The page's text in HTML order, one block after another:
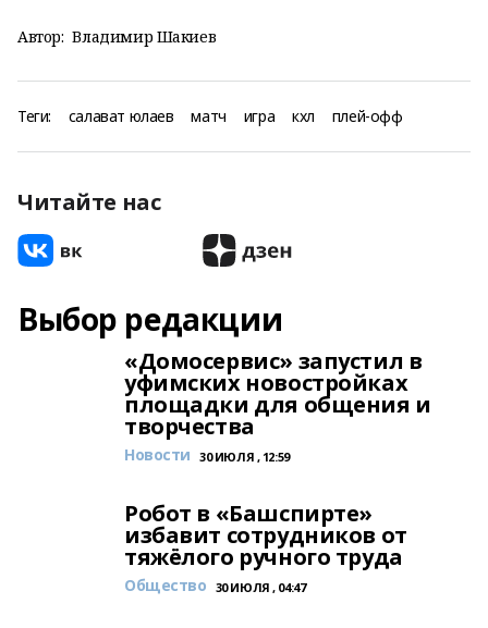
Автор: Владимир Шакиев
Теги: салават юлаев матч игра кхл плей-офф
Читайте нас
Выбор редакции
«Домосервис» запустил в
уфимских новостройках
площадки для общения и
творчества
Новости 30 ИЮЛЯ , 12:59
Робот в «Башспирте»
избавит сотрудников от
тяжёлого ручного труда
Общество 30 ИЮЛЯ , 04:47